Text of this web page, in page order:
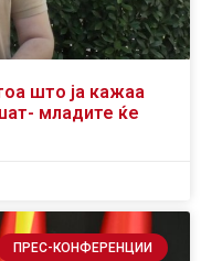
што ја кажаа
младите ќе
ПРЕС-КОНФЕРЕНЦИИ